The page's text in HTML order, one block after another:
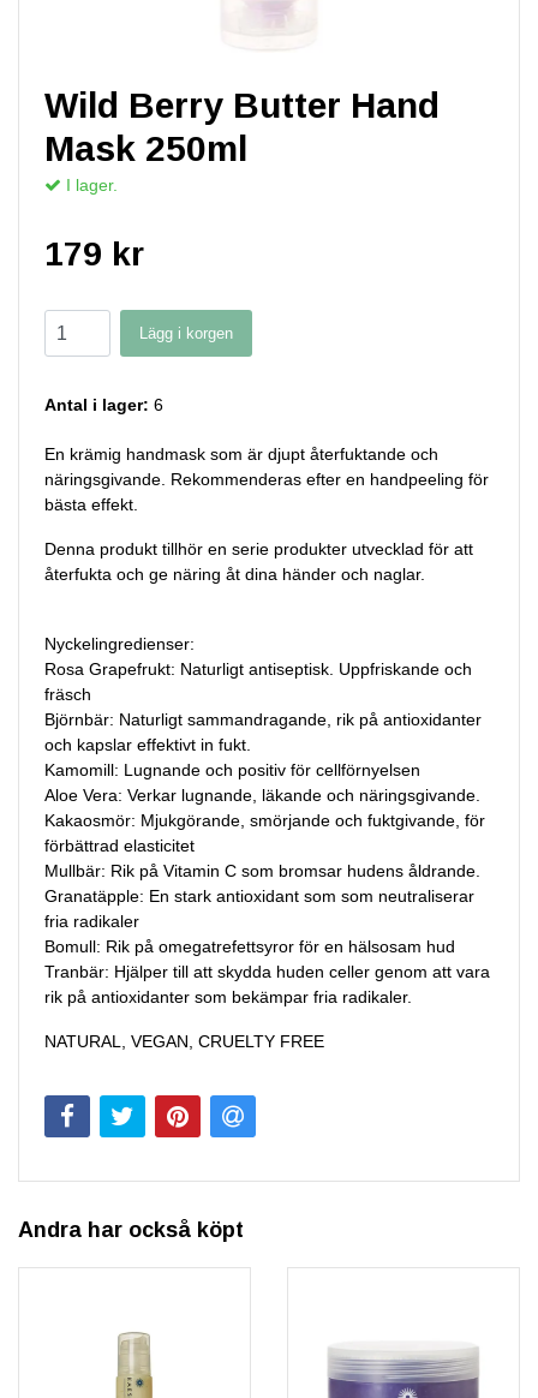
Wild Berry Butter Hand
Mask 250ml
I lager.
179 kr
Lägg i korgen
Antal i lager: 6
En krämig handmask som är djupt återfuktande och
näringsgivande. Rekommenderas efter en handpeeling för
bästa effekt.
Denna produkt tillhör en serie produkter utvecklad för att
återfukta och ge näring åt dina händer och naglar.
Nyckelingredienser:
Rosa Grapefrukt: Naturligt antiseptisk. Uppfriskande och
fräsch
Björnbär: Naturligt sammandragande, rik på antioxidanter
och kapslar effektivt in fukt.
Kamomill: Lugnande och positiv för cellförnyelsen
Aloe Vera: Verkar lugnande, läkande och näringsgivande.
Kakaosmör: Mjukgörande, smörjande och fuktgivande, för
förbättrad elasticitet
Mullbär: Rik på Vitamin C som bromsar hudens åldrande.
Granatäpple: En stark antioxidant som som neutraliserar
fria radikaler
Bomull: Rik på omegatrefettsyror för en hälsosam hud
Tranbär: Hjälper till att skydda huden celler genom att vara
rik på antioxidanter som bekämpar fria radikaler.
NATURAL, VEGAN, CRUELTY FREE
Andra har också köpt